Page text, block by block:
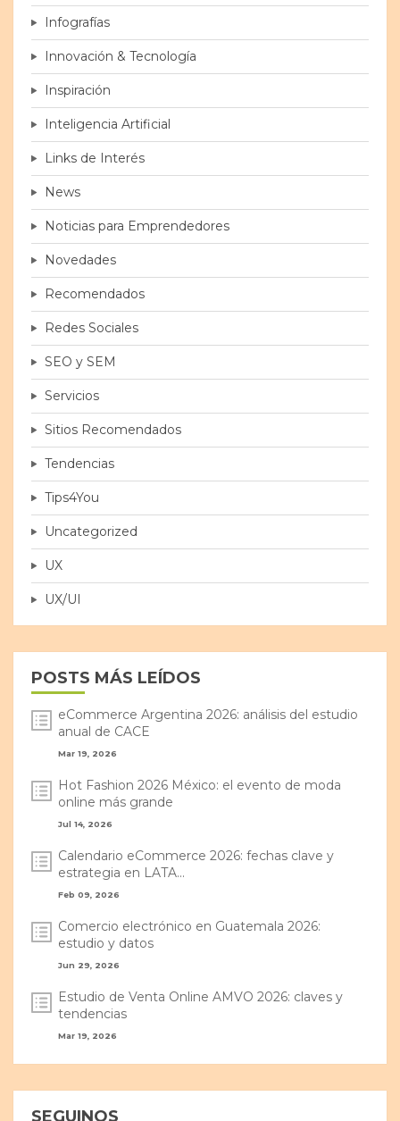
Infografías
Innovación & Tecnología
Inspiración
Inteligencia Artificial
Links de Interés
News
Noticias para Emprendedores
Novedades
Recomendados
Redes Sociales
SEO y SEM
Servicios
Sitios Recomendados
Tendencias
Tips4You
Uncategorized
UX
UX/UI
POSTS MÁS LEÍDOS
eCommerce Argentina 2026: análisis del estudio
anual de CACE
Mar 19, 2026
Hot Fashion 2026 México: el evento de moda
online más grande
Jul 14, 2026
Calendario eCommerce 2026: fechas clave y
estrategia en LATA...
Feb 09, 2026
Comercio electrónico en Guatemala 2026:
estudio y datos
Jun 29, 2026
Estudio de Venta Online AMVO 2026: claves y
tendencias
Mar 19, 2026
SEGUINOS